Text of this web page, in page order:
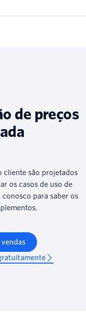
de preços
cliente são projetados
os casos de uso de
para saber os
vendas